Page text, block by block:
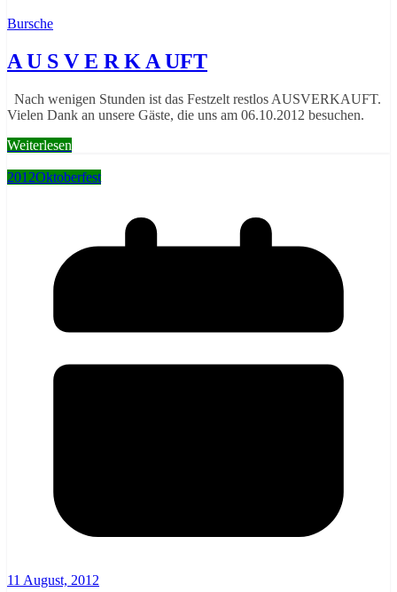
Bursche
A U S V E R K A UFT
Nach wenigen Stunden ist das Festzelt restlos AUSVERKAUFT.
Vielen Dank an unsere Gäste, die uns am 06.10.2012 besuchen.
Weiterlesen
2012Oktoberfest
11 August, 2012